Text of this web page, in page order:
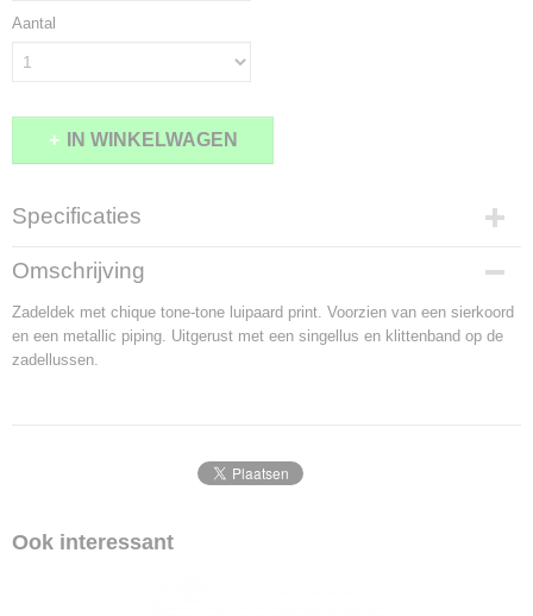
Aantal
IN WINKELWAGEN
Specificaties
Productcode
1667-10122
Omschrijving
Zadeldek met chique tone-tone luipaard print. Voorzien van een sierkoord
en een metallic piping. Uitgerust met een singellus en klittenband op de
zadellussen.
Ook interessant